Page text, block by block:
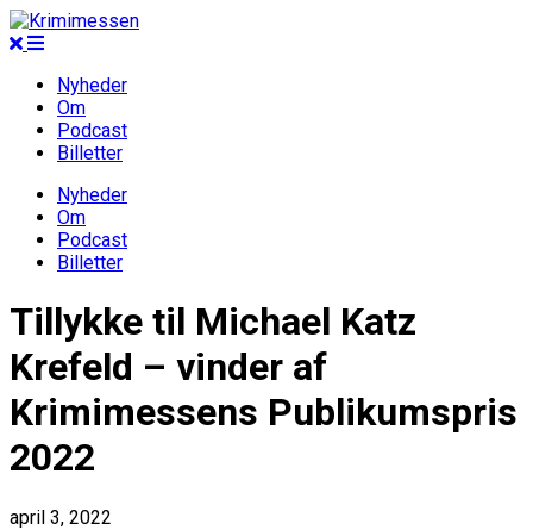
Nyheder
Om
Podcast
Billetter
Nyheder
Om
Podcast
Billetter
Tillykke til Michael Katz
Krefeld – vinder af
Krimimessens Publikumspris
2022
april 3, 2022